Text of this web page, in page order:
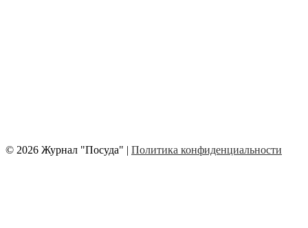
© 2026 Журнал "Посуда" | Политика конфиденциальности